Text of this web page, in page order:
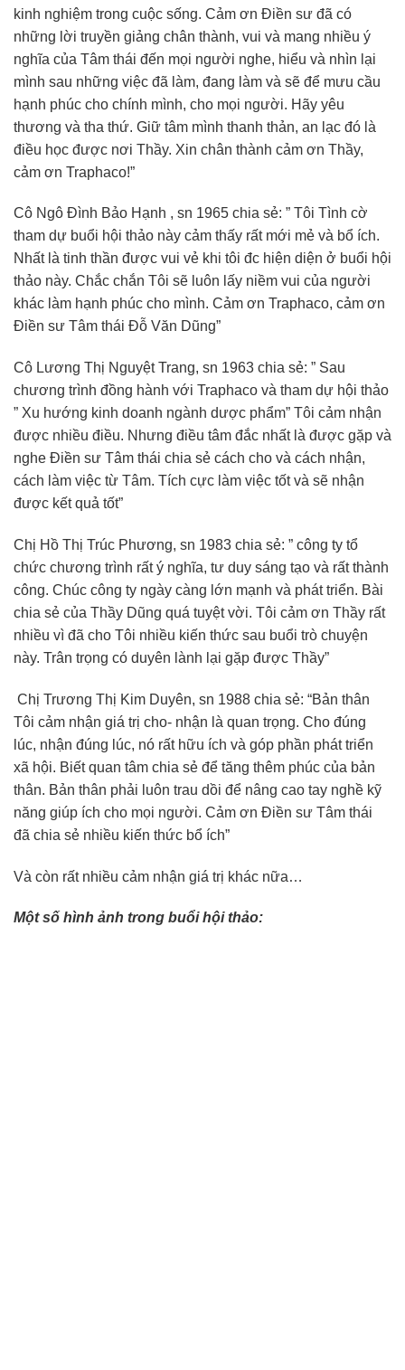
kinh nghiệm trong cuộc sống. Cảm ơn Điền sư đã có
những lời truyền giảng chân thành, vui và mang nhiều ý
nghĩa của Tâm thái đến mọi người nghe, hiểu và nhìn lại
mình sau những việc đã làm, đang làm và sẽ để mưu cầu
hạnh phúc cho chính mình, cho mọi người. Hãy yêu
thương và tha thứ. Giữ tâm mình thanh thản, an lạc đó là
điều học được nơi Thầy. Xin chân thành cảm ơn Thầy,
cảm ơn Traphaco!”
Cô Ngô Đình Bảo Hạnh , sn 1965 chia sẻ: ” Tôi Tình cờ
tham dự buổi hội thảo này cảm thấy rất mới mẻ và bổ ích.
Nhất là tinh thần được vui vẻ khi tôi đc hiện diện ở buổi hội
thảo này. Chắc chắn Tôi sẽ luôn lấy niềm vui của người
khác làm hạnh phúc cho mình. Cảm ơn Traphaco, cảm ơn
Điền sư Tâm thái Đỗ Văn Dũng”
Cô Lương Thị Nguyệt Trang, sn 1963 chia sẻ: ” Sau
chương trình đồng hành với Traphaco và tham dự hội thảo
” Xu hướng kinh doanh ngành dược phẩm” Tôi cảm nhận
được nhiều điều. Nhưng điều tâm đắc nhất là được gặp và
nghe Điền sư Tâm thái chia sẻ cách cho và cách nhận,
cách làm việc từ Tâm. Tích cực làm việc tốt và sẽ nhận
được kết quả tốt”
Chị Hồ Thị Trúc Phương, sn 1983 chia sẻ: ” công ty tổ
chức chương trình rất ý nghĩa, tư duy sáng tạo và rất thành
công. Chúc công ty ngày càng lớn mạnh và phát triển. Bài
chia sẻ của Thầy Dũng quá tuyệt vời. Tôi cảm ơn Thầy rất
nhiều vì đã cho Tôi nhiều kiến thức sau buổi trò chuyện
này. Trân trọng có duyên lành lại gặp được Thầy”
Chị Trương Thị Kim Duyên, sn 1988 chia sẻ: “Bản thân
Tôi cảm nhận giá trị cho- nhận là quan trọng. Cho đúng
lúc, nhận đúng lúc, nó rất hữu ích và góp phần phát triển
xã hội. Biết quan tâm chia sẻ để tăng thêm phúc của bản
thân. Bản thân phải luôn trau dồi để nâng cao tay nghề kỹ
năng giúp ích cho mọi người. Cảm ơn Điền sư Tâm thái
đã chia sẻ nhiều kiến thức bổ ích”
Và còn rất nhiều cảm nhận giá trị khác nữa…
Một số hình ảnh trong buổi hội thảo: